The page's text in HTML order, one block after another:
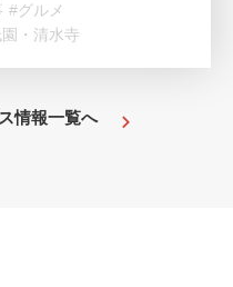
#グルメ
・清水寺
情報一覧へ